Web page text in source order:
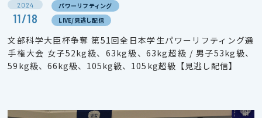
2024
11/18
パワーリフティング
LIVE/見逃し配信
文部科学大臣杯争奪 第51回全日本学生パワーリフティング選
手権大会 女子52kg級、63kg級、63kg超級 / 男子53kg級、
59kg級、66kg級、105kg級、105kg超級【見逃し配信】